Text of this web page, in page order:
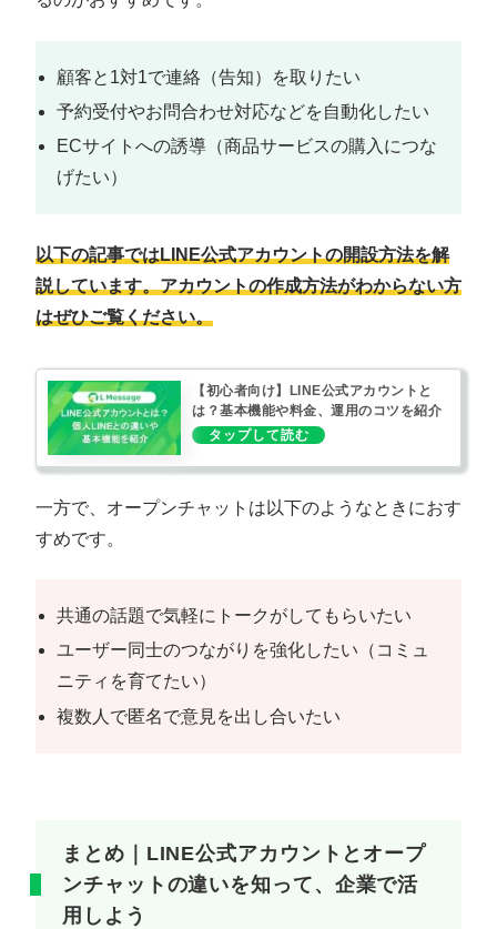
顧客と1対1で連絡（告知）を取りたい
予約受付やお問合わせ対応などを自動化したい
ECサイトへの誘導（商品サービスの購入につな
げたい）
以下の記事ではLINE公式アカウントの開設方法を解
説しています。アカウントの作成方法がわからない方
はぜひご覧ください。
【初心者向け】LINE公式アカウントと
は？基本機能や料金、運用のコツを紹介
一方で、オープンチャットは以下のようなときにおす
すめです。
共通の話題で気軽にトークがしてもらいたい
ユーザー同士のつながりを強化したい（コミュ
ニティを育てたい）
複数人で匿名で意見を出し合いたい
まとめ｜LINE公式アカウントとオープ
ンチャットの違いを知って、企業で活
用しよう